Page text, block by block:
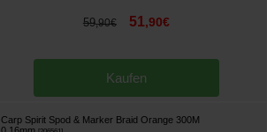
59,90€ 51,90€
Kaufen
Carp Spirit Spod & Marker Braid Orange 300M